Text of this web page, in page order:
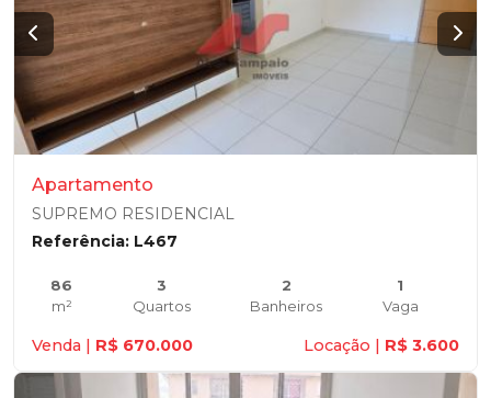
Apartamento
SUPREMO RESIDENCIAL
Referência: L467
86
m²
3
Quartos
2
Banheiros
1
Vaga
Venda | R$ 670.000 Locação | R$ 3.600